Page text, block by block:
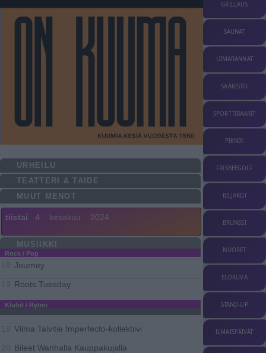
URHEILU
TEATTERI & TAIDE
MUUT MENOT
tiistai 4 kesäkuu 2024
MUSIIKKI
Rock / Pop
Journey
Roots Tuesday
Klubit / Rytmi
Vilma Talvitie Imperfecto-kollektiivi
Bileet Wanhalla Kauppakujalla
GRILLAUS
SAUNAT
UIMARANNAT
SAARISTO
SPORTTIBAARIT
PIKNIK
FRISBEEGOLF
BILJARDI
BRUNSSI
NUORET
ELOKUVA
STAND-UP
ILMAISPÄIVÄT